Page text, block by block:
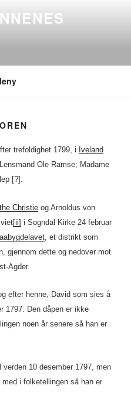
trefoldighet 1799, i Iveland
Ole Ramse; Madame
[?].
Christie og Arnoldus von
[ii] i Sogndal Kirke 24 februar
, et distrikt som
gjennom dette og nedover mot
Agder.
efter henne, David som sies å
1797. Den dåpen er ikke
noen år senere så han er
10 desember 1797, men
i folketellingen så han er